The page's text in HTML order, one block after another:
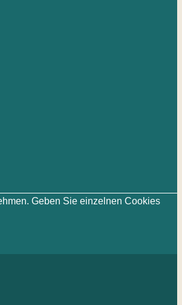
Geben Sie einzelnen Cookies